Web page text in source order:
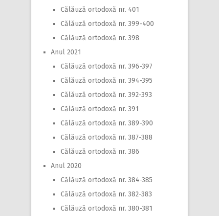
Călăuză ortodoxă nr. 401
Călăuză ortodoxă nr. 399-400
Călăuză ortodoxă nr. 398
Anul 2021
Călăuză ortodoxă nr. 396-397
Călăuză ortodoxă nr. 394-395
Călăuză ortodoxă nr. 392-393
Călăuză ortodoxă nr. 391
Călăuză ortodoxă nr. 389-390
Călăuză ortodoxă nr. 387-388
Călăuză ortodoxă nr. 386
Anul 2020
Călăuză ortodoxă nr. 384-385
Călăuză ortodoxă nr. 382-383
Călăuză ortodoxă nr. 380-381